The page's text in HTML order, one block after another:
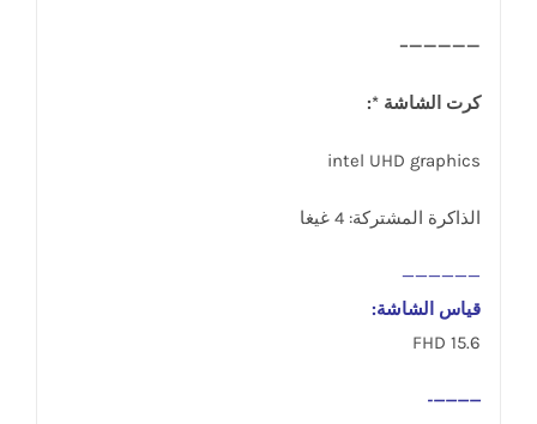
—————–
كرت الشاشة *:
intel UHD graphics
الذاكرة المشتركة: 4 غيغا
——————
قياس الشاشة:
15.6 FHD
————-